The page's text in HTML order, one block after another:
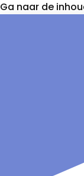
Ga naar de